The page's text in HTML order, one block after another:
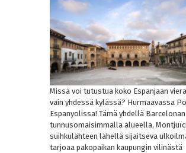
Missä voi tutustua koko Espanjaan
vain yhdessä kylässä? Hurmaavassa
Espanyolissa! Tämä yhdellä Barcelonan
tunnusomaisimmalla alueella,
suihkulähteen lähellä sijaitseva
tarjoaa pakopaikan kaupungin vilinästä